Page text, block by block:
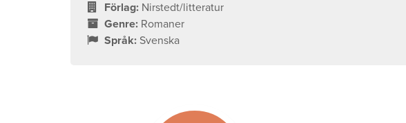
Förlag: Nirstedt/litteratur
Genre: Romaner
Språk: Svenska